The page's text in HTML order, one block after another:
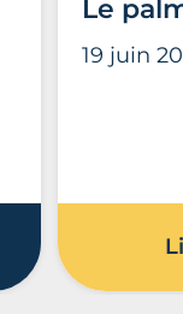
La
Le
19 juin